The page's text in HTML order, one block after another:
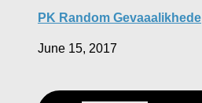
PK Random Gevaaalikhede
June 15, 2017